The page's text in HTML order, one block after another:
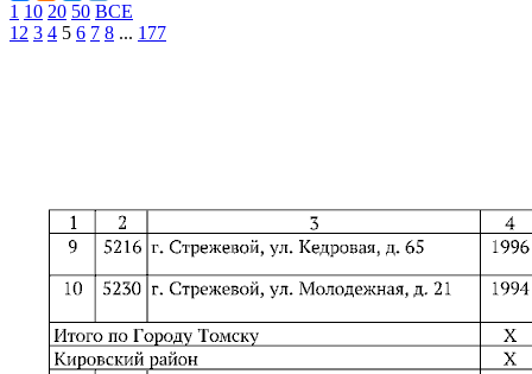
1 10 20 50 ВСЕ
1 2 3 4 5 6 7 8 ... 177